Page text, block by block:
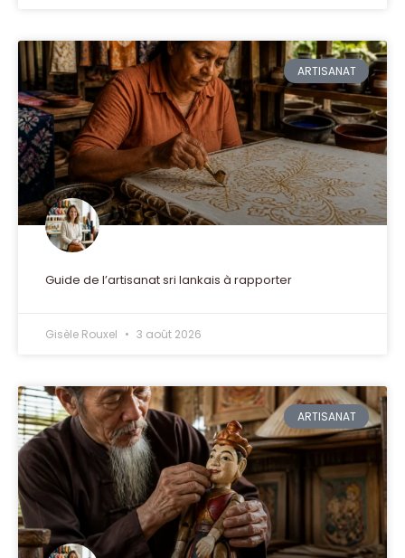
ARTISANAT
Guide de l’artisanat sri lankais à rapporter
Gisèle Rouxel 3 août 2026
ARTISANAT